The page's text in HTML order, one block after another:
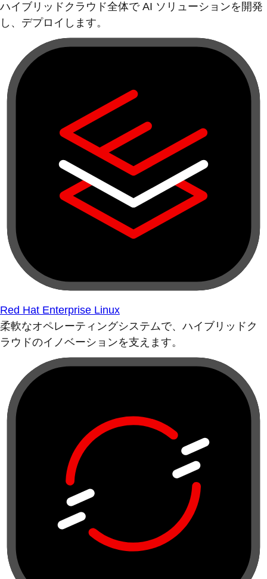
ハイブリッドクラウド全体で AI ソリューションを開発
し、デプロイします。
Red Hat Enterprise Linux
柔軟なオペレーティングシステムで、ハイブリッドク
ラウドのイノベーションを支えます。